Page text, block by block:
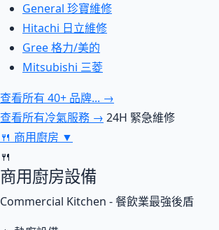
General 珍寶維修
Hitachi 日立維修
Gree 格力/美的
Mitsubishi 三菱
查看所有 40+ 品牌... →
查看所有冷氣服務 → 24H 緊急維修
🍴 商用廚房 ▼
🍴
商用廚房設備
Commercial Kitchen - 餐飲業最強後盾